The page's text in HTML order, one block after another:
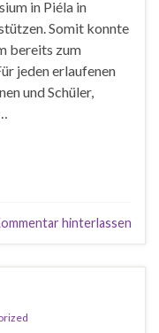
in Piéla in
Somit konnte
bereits zum
jeden erlaufenen
und Schüler,
hinterlassen